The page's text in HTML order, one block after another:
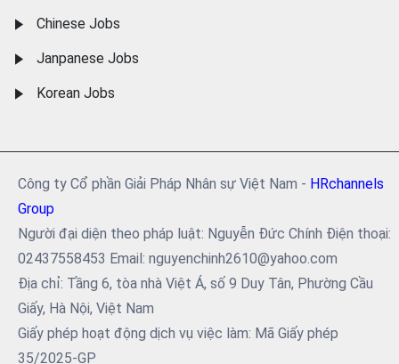
Chinese Jobs
Janpanese Jobs
Korean Jobs
Công ty Cổ phần Giải Pháp Nhân sự Việt Nam - HRchannels
Group
Người đại diện theo pháp luật: Nguyễn Đức Chính Điện thoại:
02437558453 Email: nguyenchinh2610@yahoo.com
Địa chỉ: Tầng 6, tòa nhà Việt Á, số 9 Duy Tân, Phường Cầu
Giấy, Hà Nội, Việt Nam
Giấy phép hoạt động dịch vụ việc làm: Mã Giấy phép
35/2025-GP